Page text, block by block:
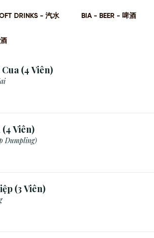
DRINKS - 汽⽔ BIA - BEER - 啤酒
(4 Viên)
Viên)
Dumpling)
(3 Viên)